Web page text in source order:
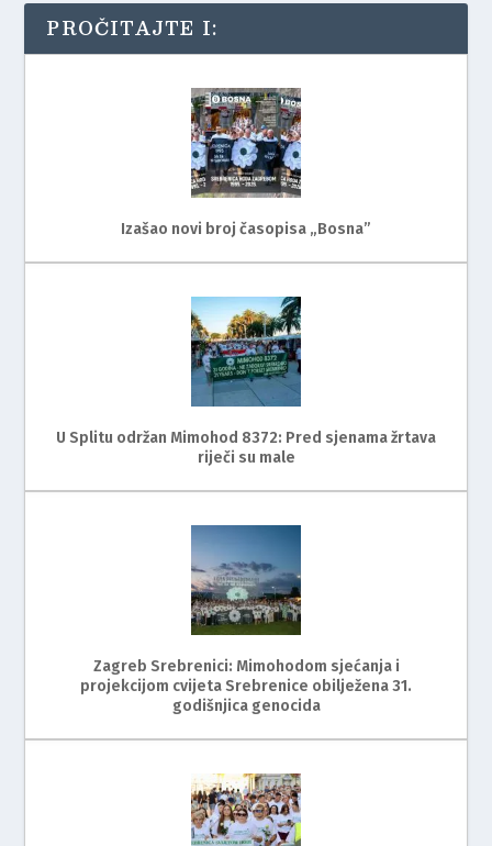
PROČITAJTE I:
Izašao novi broj časopisa „Bosna”
U Splitu održan Mimohod 8372: Pred sjenama žrtava
riječi su male
Zagreb Srebrenici: Mimohodom sjećanja i
projekcijom cvijeta Srebrenice obilježena 31.
godišnjica genocida